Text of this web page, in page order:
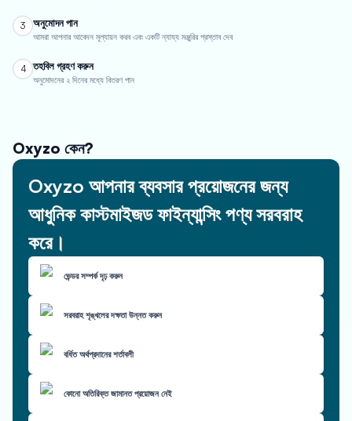
3 অনুমোদন পান
আমরা আপনার আবেদন মূল্যায়ন করব এবং একটি ন্যায্য মঞ্জুরির প্রস্তাব দেব
4 তহবিল গ্রহণ করুন
অনুমোদনের ২ দিনের মধ্যে বিতরণ পান
Oxyzo কেন?
Oxyzo আপনার ব্যবসার প্রয়োজনের জন্য
আধুনিক কাস্টমাইজড ফাইন্যান্সিং পণ্য সরবরাহ
করে।
ভেন্ডর সম্পর্ক দৃঢ় করুন
সরবরাহ শৃঙ্খলের দক্ষতা উন্নত করুন
বর্ধিত অর্থপ্রদানের শর্তাবলী
কোনো অতিরিক্ত জামানত প্রয়োজন নেই